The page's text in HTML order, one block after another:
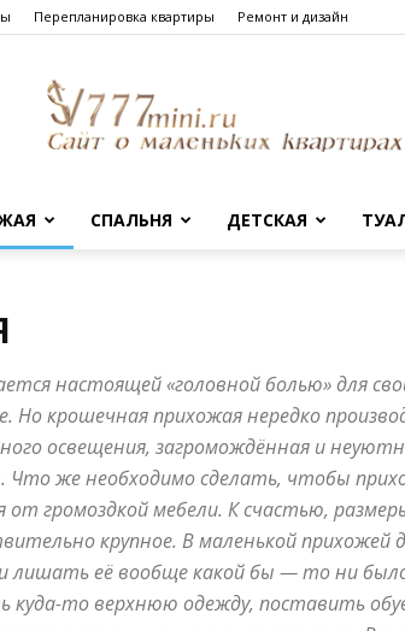
Перепланировка квартиры Ремонт и дизайн
Сайт
о
маленьких
СПАЛЬНЯ ДЕТСКАЯ
настоящей «головной болью» для
крошечная прихожая нередко
освещения, загромождённая и
Что же необходимо сделать, чтобы
громоздкой мебели. К счастью,
крупное. В маленькой прихожей
лишать её вообще какой бы — то ни
куда-то верхнюю одежду, поставить